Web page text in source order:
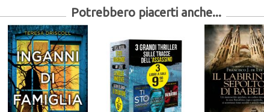
Potrebbero piacerti anche...